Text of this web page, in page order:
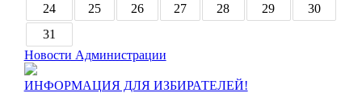
24
25 26 27 28 29
30
31
Новости Администрации
ИНФОРМАЦИЯ ДЛЯ ИЗБИРАТЕЛЕЙ!